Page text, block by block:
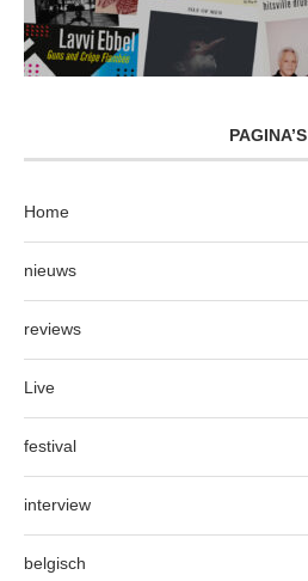
PAGINA’S
Home
nieuws
reviews
Live
festival
interview
belgisch